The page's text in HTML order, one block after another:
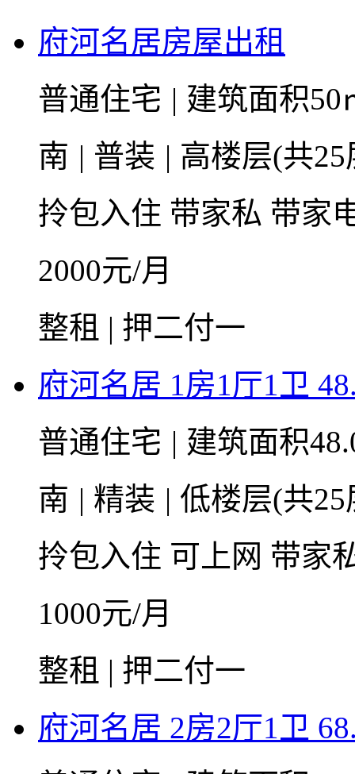
府河名居房屋出租
普通住宅 | 建筑面积
南 | 普装 | 高楼层(共
拎包入住 带家私 带家
2000元/月
整租 | 押二付一
府河名居 1房1厅1卫
普通住宅 | 建筑面积
南 | 精装 | 低楼层(共
拎包入住 可上网 带家
1000元/月
整租 | 押二付一
府河名居 2房2厅1卫